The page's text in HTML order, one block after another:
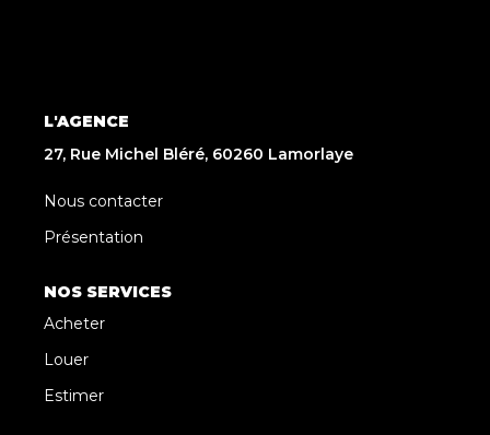
L'AGENCE
27, Rue Michel Bléré, 60260 Lamorlaye
Nous contacter
Présentation
NOS SERVICES
Acheter
Louer
Estimer